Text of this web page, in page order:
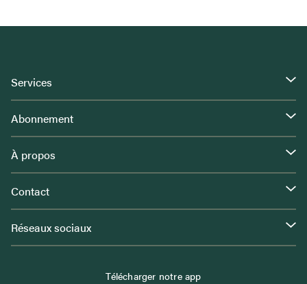
Services
Abonnement
À propos
Contact
Réseaux sociaux
Télécharger notre app